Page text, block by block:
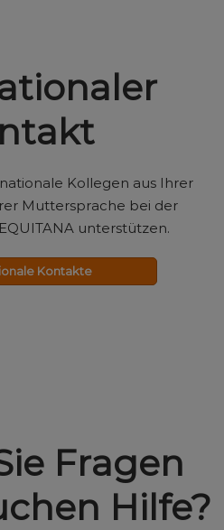
Kollegen aus Ihrer
Muttersprache bei der
unterstützen.
Kontakte
Fragen
Hilfe?